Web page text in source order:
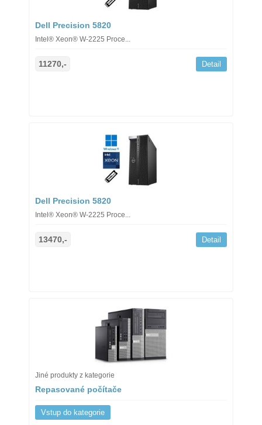
Dell Precision 5820
Intel® Xeon® W-2225 Proce...
11270,- Detail
Dell Precision 5820
Intel® Xeon® W-2225 Proce...
13470,- Detail
Jiné produkty z kategorie
Repasované počítače
Vstup do kategorie